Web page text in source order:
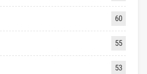
60
55
53